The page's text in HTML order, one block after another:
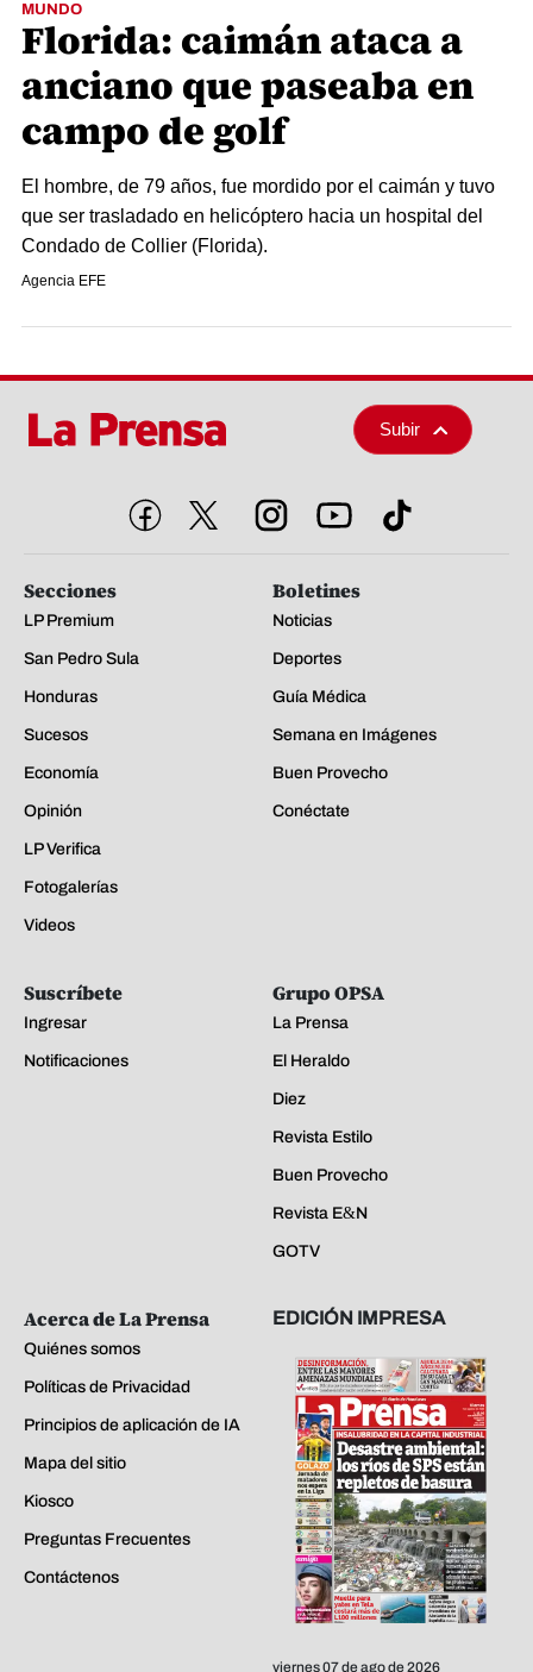
MUNDO
Florida: caimán ataca a
anciano que paseaba en
campo de golf
El hombre, de 79 años, fue mordido por el caimán y tuvo
que ser trasladado en helicóptero hacia un hospital del
Condado de Collier (Florida).
Agencia EFE
Subir
Secciones
LP Premium
San Pedro Sula
Honduras
Sucesos
Economía
Opinión
LP Verifica
Fotogalerías
Videos
Boletines
Noticias
Deportes
Guía Médica
Semana en Imágenes
Buen Provecho
Conéctate
Suscríbete
Ingresar
Notificaciones
Grupo OPSA
La Prensa
El Heraldo
Diez
Revista Estilo
Buen Provecho
Revista E&N
GOTV
Acerca de La Prensa
Quiénes somos
Políticas de Privacidad
Principios de aplicación de IA
Mapa del sitio
Kiosco
Preguntas Frecuentes
Contáctenos
EDICIÓN IMPRESA
viernes 07 de ago de 2026